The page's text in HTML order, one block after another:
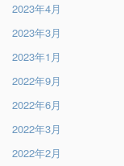
2023年4月
2023年3月
2023年1月
2022年9月
2022年6月
2022年3月
2022年2月